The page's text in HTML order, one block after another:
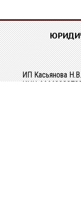
ИП Касьянова Н.В.
ИНН